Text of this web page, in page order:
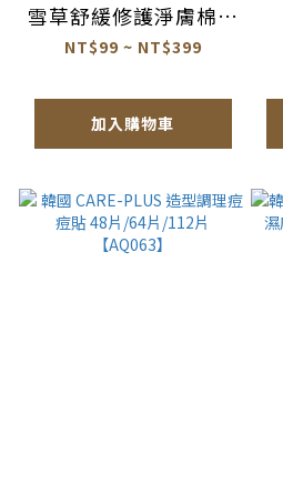
雪草舒緩修護淨膚棉片
10入/60入【AS053】
NT$99 ~ NT$399
加入購物車